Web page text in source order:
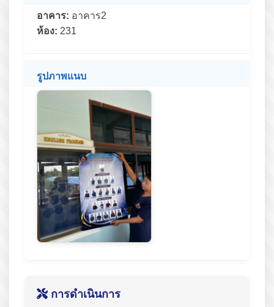
อาคาร: อาคาร2
ห้อง: 231
รูปภาพแนบ
การดำเนินการ